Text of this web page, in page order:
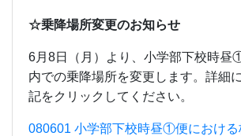
☆乗降場所変更のお知らせ
6月8日（月）より、小学部下校時昼
内での乗降場所を変更します。詳細
記をクリックしてください。
080601 小学部下校時昼①便における